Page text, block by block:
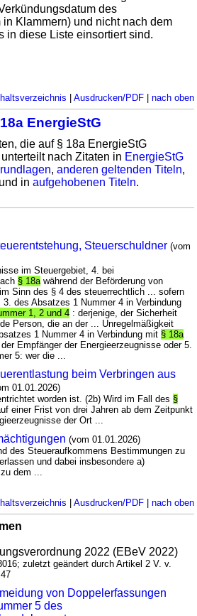
des
Klammern) und nicht nach dem
in diese Liste einsortiert sind.
Ausdrucken/PDF| nach oben
EnergieStG
die auf § 18a EnergieStG
nach Zitaten in EnergieStG
,anderen geltenden Titeln,
und inaufgehobenen Titeln.
Steuerschuldner (vom
im Steuergebiet, 4. bei
§ 18awährend der Beförderung von
Sinn des § 4 des steuerrechtlich ... sofern
3. des Absatzes 1 Nummer 4 in Verbindung
1, 2 und 4 : derjenige, der Sicherheit
Person, die an der ... Unregelmäßigkeit
1 Nummer 4 in Verbindung mit § 18a
Empfänger der Energieerzeugnisse oder 5.
5: wer die ...
beim Verbringen aus
01.01.2026)
worden ist. (2b) Wird im Fall des §
einer Frist von drei Jahren ab dem Zeitpunkt
der Ort ...
(vom 01.01.2026)
des Steueraufkommens Bestimmungen zu
und dabei insbesondere a)
dem ...
Ausdrucken/PDF| nach oben
2022 (EBeV 2022)
zuletzt geändert durch Artikel 2 V. v.
von Doppelerfassungen
5 des